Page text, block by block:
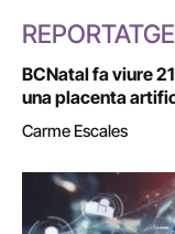
REPORTATGE
BCNatal fa viure
una placenta
Carme Escales